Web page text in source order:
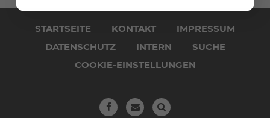
Navigation
überspringen
STARTSEITE KONTAKT
IMPRESSUM
DATENSCHUTZ
INTERN
SUCHE
COOKIE-EINSTELLUNGEN